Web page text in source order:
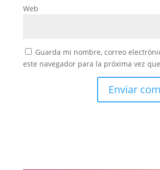
Web
Guarda mi nombre, correo
este navegador para la próxima vez